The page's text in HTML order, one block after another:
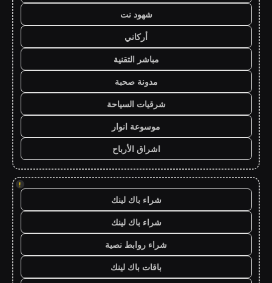
شهود نت
أركاني
مباشر التقنية
مدونة صحبة
شرقيات السياحة
موسوعة انوار
اشراق الأرباح
!
شراء باك لينك
شراء باك لينك
شراء روابط نصية
باقات باك لينك